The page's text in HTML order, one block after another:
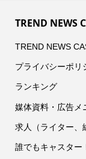
TREND NEWS
TREND NEWS
プライバシーポリ
ランキング
媒体資料・広告メ
求人（ライター、
誰でもキャスター